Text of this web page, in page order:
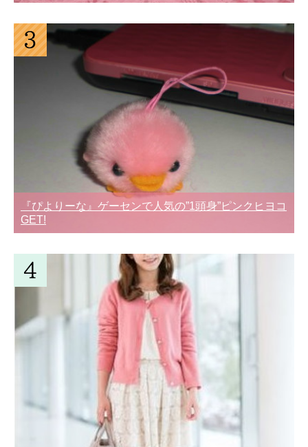
『ぴよりーな』ゲーセンで人気の”1頭身”ピンクヒヨコ
GET!